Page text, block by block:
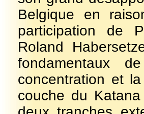
Belgique en
participation de
Roland
fondamentaux
concentration et
couche du